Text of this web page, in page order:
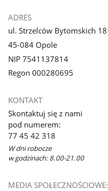
ADRES
ul. Strzelców Bytomskich 18
45-084 Opole
NIP 7541137814
Regon 000280695
KONTAKT
Skontaktuj się z nami
pod numerem:
77 45 42 318
W dni robocze
w godzinach: 8.00-21.00
MEDIA SPOŁECZNOŚCIOWE: